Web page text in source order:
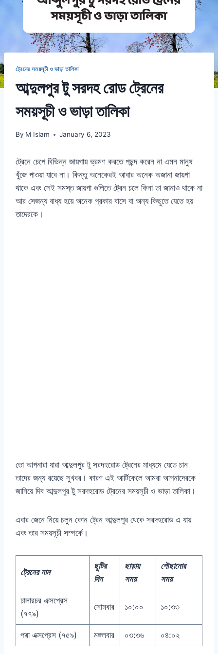
ট্রেনের সময়সূচী ও ভাড়া তালিকা
আব্দুলপুর টু সরদহ রোড ট্রেনের
সময়সূচী ও ভাড়া তালিকা
By M Islam January 6, 2023
ট্রেনে চেপে বিভিন্ন জায়গায় ভ্রমণ করতে পছন্দ করেন না এমন মানুষ
খুঁজে পাওয়া যাবে না। কিন্তু অনেকেরই আবার অনেক অজানা জায়গা
থাকে এবং সেই সমস্ত জায়গা গুলিতে ট্রেন চলে কিনা তা জানাও থাকে না
আর সেজন্য বাধ্য হয়ে অনেক প্রকার বাসে বা অন্য কিছুতে যেতে হয়
তাদেরকে।
তো আপনারা যারা আব্দুলপুর টু সরদহরোড ট্রেনের মাধ্যমে যেতে চান
তাদের জন্য রয়েছে সুখবর। কারণ এই আর্টিকেলে আমরা আপনাদেরকে
জানিয়ে দিব আব্দুলপুর টু সরদহরোড ট্রেনের সময়সূচী ও ভাড়া তালিকা।
এবার জেনে নিয়ে চলুন কোন ট্রেন আব্দুলপুর থেকে সরদহরোড এ যায়
এবং তার সময়সূচী সম্পর্কে।
ট্রেনের নাম
ছুটির
দিন
ছাড়ায়
সময়
পৌছানোর
সময়
ঢালারচর এক্সপ্রেস
(৭৭৯)
সোমবার ১০:০০ ১০:৩৩
পদ্মা এক্সপ্রেস (৭৫৯) মঙ্গলবার ০৩:৩৬ ০৪:০২